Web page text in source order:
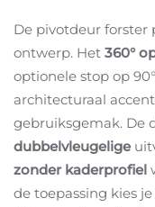
De pivotdeur forster
ontwerp. Het 360°
optionele stop op
architecturaal
gebruiksgemak. De
dubbelvleugelige
zonder kaderprofiel
de toepassing kies